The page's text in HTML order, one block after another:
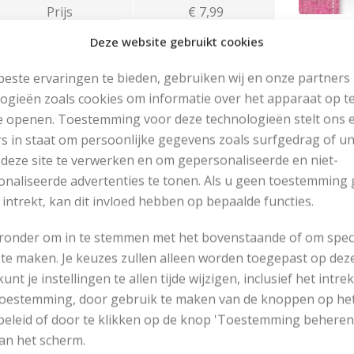
Deze website gebruikt cookies
ervaringen te bieden, gebruiken wij en onze partners
zoals cookies om informatie over het apparaat op
openen. Toestemming voor deze technologieën stelt ons
in staat om persoonlijke gegevens zoals surfgedrag of
site te verwerken en om gepersonaliseerde en niet-
advertenties te tonen. Als u geen toestemming
kan dit invloed hebben op bepaalde functies.
om in te stemmen met het bovenstaande of om
maken. Je keuzes zullen alleen worden toegepast op
je instellingen te allen tijde wijzigen, inclusief het
door gebruik te maken van de knoppen op
of door te klikken op de knop 'Toestemming
het scherm.
Prijs € 7,99
Breiboek
Auteur KVLV
Nederlands
Verschijningsdatum november 2012
Pagina’s x
Patronen 70